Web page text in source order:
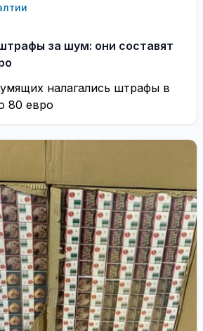
за шум: они составят
налагались штрафы в
80 евро